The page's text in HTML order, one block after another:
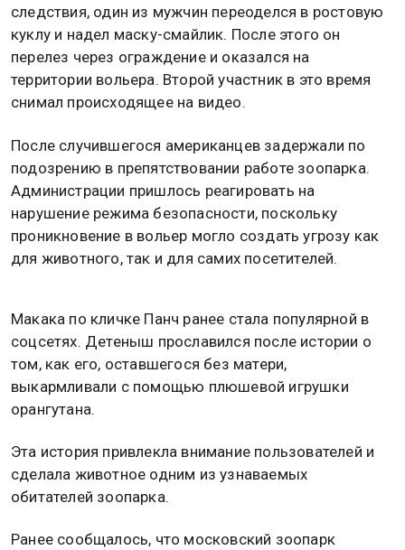
следствия, один из мужчин переоделся в ростовую
куклу и надел маску-смайлик. После этого он
перелез через ограждение и оказался на
территории вольера. Второй участник в это время
снимал происходящее на видео.
После случившегося американцев задержали по
подозрению в препятствовании работе зоопарка.
Администрации пришлось реагировать на
нарушение режима безопасности, поскольку
проникновение в вольер могло создать угрозу как
для животного, так и для самих посетителей.
Макака по кличке Панч ранее стала популярной в
соцсетях. Детеныш прославился после истории о
том, как его, оставшегося без матери,
выкармливали с помощью плюшевой игрушки
орангутана.
Эта история привлекла внимание пользователей и
сделала животное одним из узнаваемых
обитателей зоопарка.
Ранее сообщалось, что московский зоопарк